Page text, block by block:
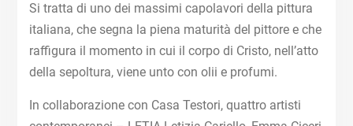
Si tratta di uno dei massimi capolavori della pittura
italiana, che segna la piena maturità del pittore e che
raffigura il momento in cui il corpo di Cristo, nell’atto
della sepoltura, viene unto con olii e profumi.
In collaborazione con Casa Testori, quattro artisti